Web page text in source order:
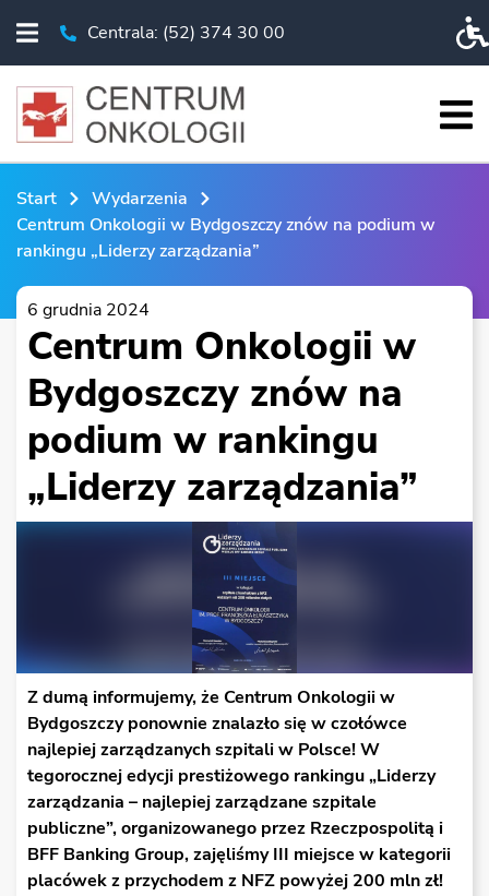
Rozwiń menu
Telefon Centrala: (52) 374 30 00
Centrala: (52) 374 30 00
O NAS
PACJENT
BADANIA I EDUKACJA
KSO
WYDARZENIA
CHIRURGIA ROBOTYCZNA
ESKLEP
Start
Wydarzenia
Centrum Onkologii w Bydgoszczy znów na podium w
rankingu „Liderzy zarządzania”
6 grudnia 2024
Centrum Onkologii w
Bydgoszczy znów na
podium w rankingu
„Liderzy zarządzania”
Z dumą informujemy, że Centrum Onkologii w
Bydgoszczy ponownie znalazło się w czołówce
najlepiej zarządzanych szpitali w Polsce! W
tegorocznej edycji prestiżowego rankingu „Liderzy
zarządzania – najlepiej zarządzane szpitale
publiczne”, organizowanego przez Rzeczpospolitą i
BFF Banking Group, zajęliśmy III miejsce w kategorii
placówek z przychodem z NFZ powyżej 200 mln zł!